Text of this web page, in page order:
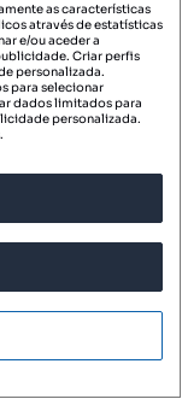
as características
através de estatísticas
e/ou aceder a
Criar perfis
personalizada.
para selecionar
dados limitados para
personalizada.